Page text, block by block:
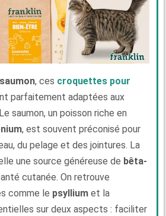
, ces croquettes pour
parfaitement adaptées aux
saumon, un poisson riche en
, est souvent préconisé pour
du pelage et des jointures. La
une source généreuse de bêta-
cutanée. On retrouve
comme le psyllium et la
sur deux aspects : faciliter